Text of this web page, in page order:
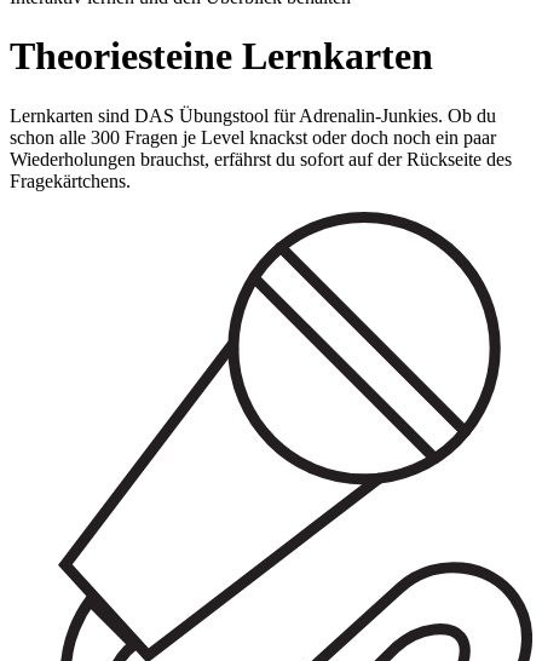
Theoriesteine Lernkarten
Lernkarten sind DAS Übungstool für Adrenalin-Junkies. Ob du
schon alle 300 Fragen je Level knackst oder doch noch ein paar
Wiederholungen brauchst, erfährst du sofort auf der Rückseite des
Fragekärtchens.